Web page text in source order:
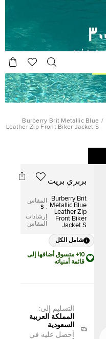
/
Burberry Brit Metallic Blue
Leather Zip Front Biker Jacket S
بربري بريت
Burberry Brit
Metallic Blue
Leather Zip
Front Biker
Jacket S
المقاس
:
S
إرشادات
المقاس
شامل الكل
10+ متسوق أضافها إلى
قائمة أمنياته
التسليم إلى:
المملكة العربية
السعودية
أحصل عليه في